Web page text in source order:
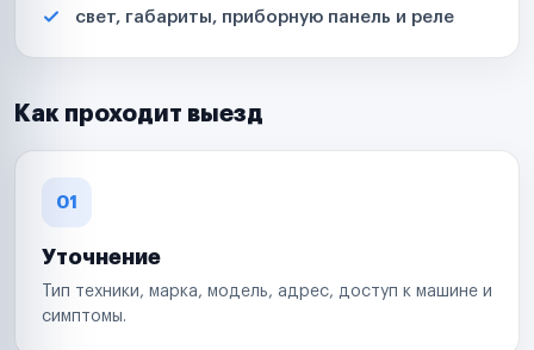
свет, габариты, приборную панель и реле
Как проходит выезд
01
Уточнение
Тип техники, марка, модель, адрес, доступ к машине и
симптомы.